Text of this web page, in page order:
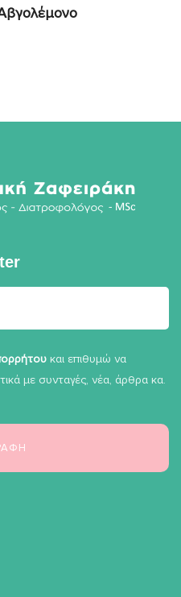
και επιθυμώ να
με συνταγές, νέα, άρθρα κα.